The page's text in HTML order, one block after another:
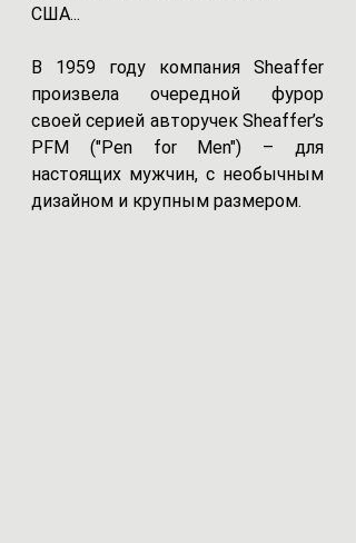
США...
В 1959 году компания Sheaffer
произвела очередной фурор
своей серией авторучек Sheaffer’s
PFM ("Pen for Men") – для
настоящих мужчин, с необычным
дизайном и крупным размером.